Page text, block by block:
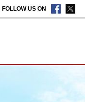
FOLLOW US ON